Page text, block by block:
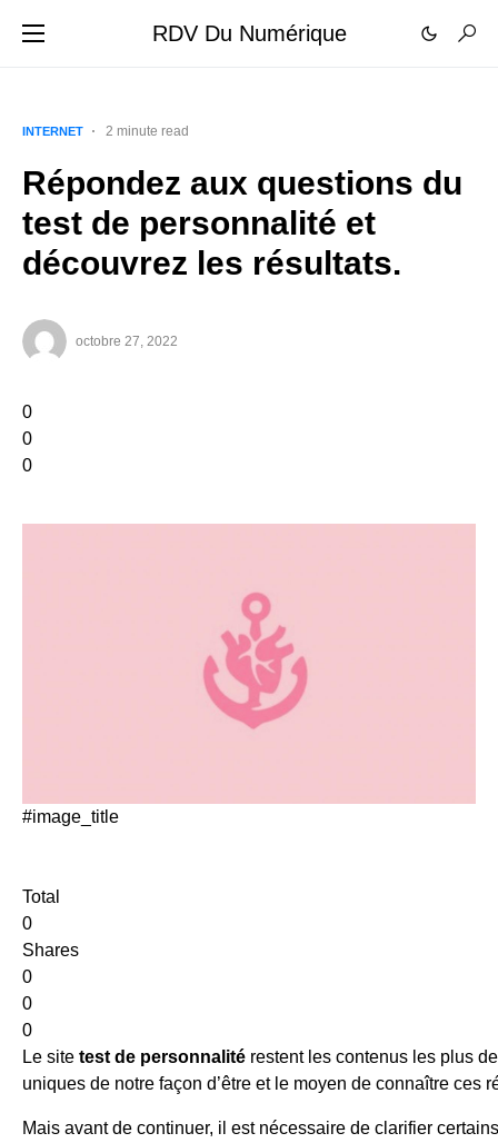
RDV Du Numérique
INTERNET 2 minute read
Répondez aux questions du
test de personnalité et
découvrez les résultats.
octobre 27, 2022
0
0
0
#image_title
Total
0
Shares
0
0
0
Le site test de personnalité restent les contenus les plus
uniques de notre façon d’être et le moyen de connaître
Mais avant de continuer, il est nécessaire de clarifier